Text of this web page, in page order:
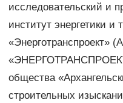
исследовательский и
институт энергетики и
общества
строительных